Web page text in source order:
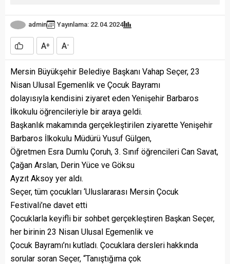
admin Yayınlama: 22.04.2024
A+ A-
Mersin Büyükşehir Belediye Başkanı Vahap Seçer, 23
Nisan Ulusal Egemenlik ve Çocuk Bayramı
dolayısıyla kendisini ziyaret eden Yenişehir Barbaros
İlkokulu öğrencileriyle bir araya geldi.
Başkanlık makamında gerçekleştirilen ziyarette Yenişehir
Barbaros İlkokulu Müdürü Yusuf Gülgen,
Öğretmen Esra Dumlu Çoruh, 3. Sınıf öğrencileri Can Savat,
Çağan Arslan, Derin Yüce ve Göksu
Ayzıt Aksoy yer aldı.
Seçer, tüm çocukları ‘Uluslararası Mersin Çocuk
Festivali’ne davet etti
Çocuklarla keyifli bir sohbet gerçekleştiren Başkan Seçer,
her birinin 23 Nisan Ulusal Egemenlik ve
Çocuk Bayramı’nı kutladı. Çocuklara dersleri hakkında
sorular soran Seçer, “Tanıştığıma çok